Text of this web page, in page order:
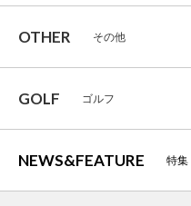
OTHER その他
GOLF ゴルフ
NEWS&FEATURE 特集